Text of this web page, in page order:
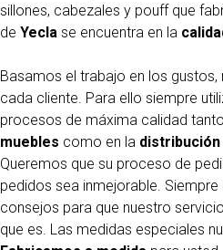
sillones, cabezales y pouff que
de Yecla se encuentra en la
Basamos el trabajo en los
cada cliente. Para ello siempre
procesos de máxima calidad
muebles como en la distribución
Queremos que su proceso de
pedidos sea inmejorable.
consejos para que nuestro
que es. Las medidas especiales